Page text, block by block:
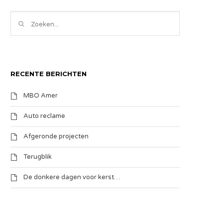
RECENTE BERICHTEN
MBO Amer
Auto reclame
Afgeronde projecten
Terugblik
De donkere dagen voor kerst…